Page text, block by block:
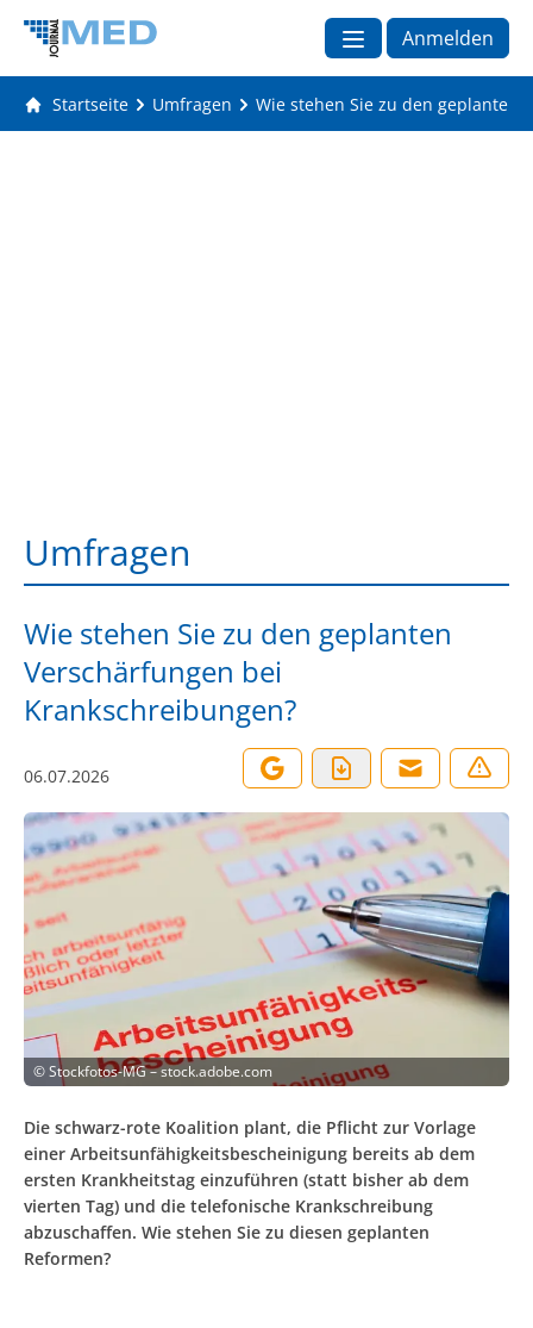
Anmelden
Startseite Umfragen Wie stehen Sie zu den geplanten
Umfragen
Wie stehen Sie zu den geplanten
Verschärfungen bei
Krankschreibungen?
06.07.2026
©Stockfotos-MG – stock.adobe.com
Die schwarz-rote Koalition plant, die Pflicht zur Vorlage
einer Arbeitsunfähigkeitsbescheinigung bereits ab dem
ersten Krankheitstag einzuführen (statt bisher ab dem
vierten Tag) und die telefonische Krankschreibung
abzuschaffen. Wie stehen Sie zu diesen geplanten
Reformen?